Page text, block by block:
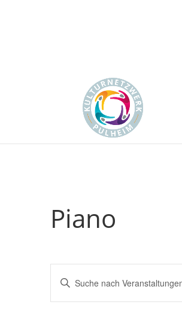
Piano
Veranstaltungen
Suche
und
Bitte
Schlüsselwort
eingeben.